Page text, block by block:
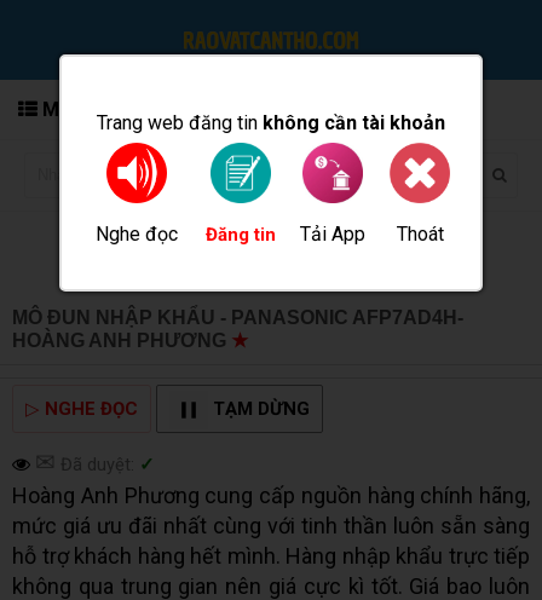
Trang web đăng tin không cần tài khoản
Nghe đọc Đăng tin Tải App Thoát
MENU
MÔ ĐUN NHẬP KHẨU - PANASONIC AFP7AD4H-
HOÀNG ANH PHƯƠNG ★
▷ NGHE ĐỌC TẠM DỪNG
✉ Đã duyệt: ✓
Hoàng Anh Phương cung cấp nguồn hàng chính hãng,
mức giá ưu đãi nhất cùng với tinh thần luôn sẵn sàng
hỗ trợ khách hàng hết mình. Hàng nhập khẩu trực tiếp
không qua trung gian nên giá cực kì tốt. Giá bao luôn